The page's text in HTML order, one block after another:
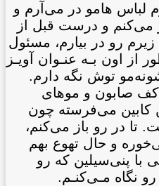
لباس هامو در می‌آرم و
می‌کنم و درست قبل از
رو در بيارم، مسئول
از اون بـه عنـوان آويـز
توش نگه دارم.
کف صابون و موهای
کابين می‌فرسته چون
تا در رو باز می‌کنم،
و حال تهوع بهم
با پنی‌سيلين که رو
نگاه مـی‌کنـم.